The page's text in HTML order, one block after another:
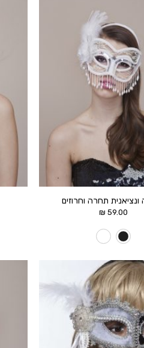
ונציאנית תחרה וחרוזים
59.00
₪